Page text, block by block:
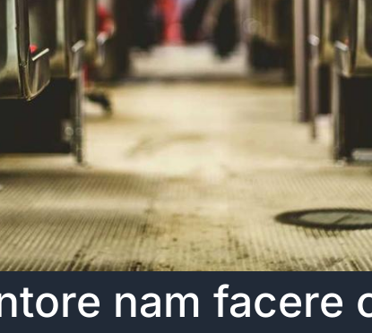
nam facere